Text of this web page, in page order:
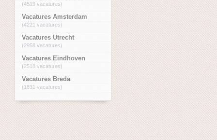
(4519 vacatures)
Vacatures Amsterdam
(4221 vacatures)
Vacatures Utrecht
(2958 vacatures)
Vacatures Eindhoven
(2518 vacatures)
Vacatures Breda
(1831 vacatures)